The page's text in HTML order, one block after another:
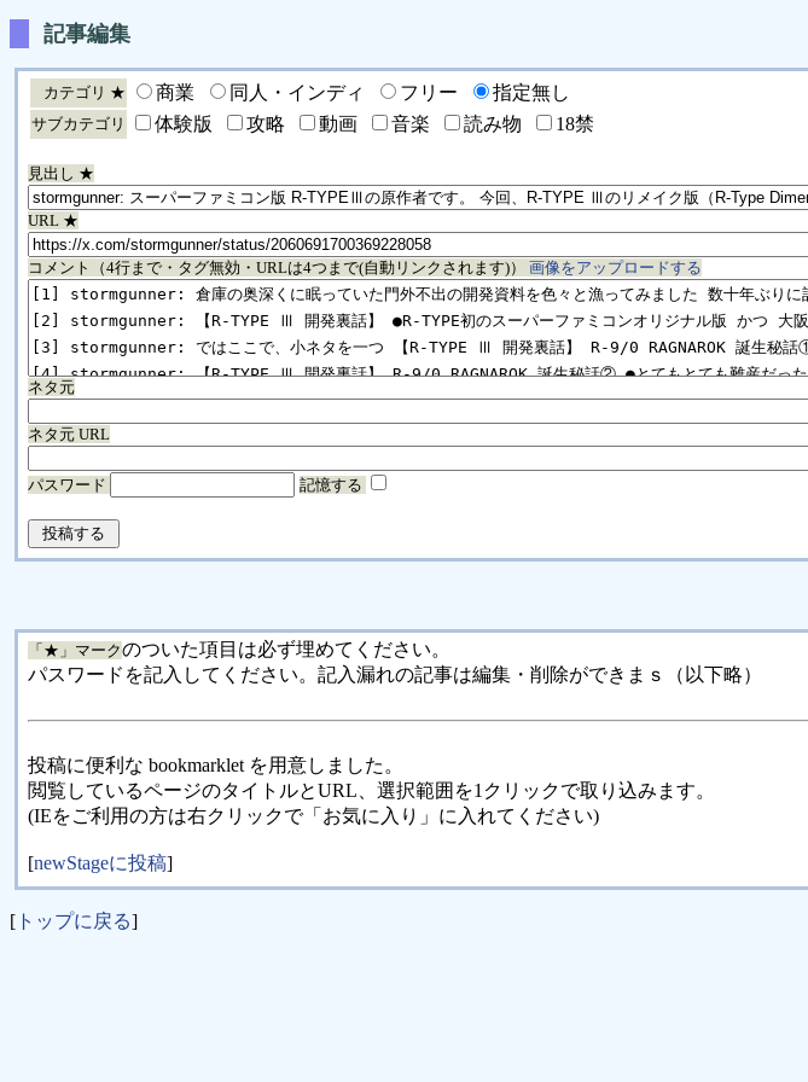
記事編集
カテゴリ ★ 商業 同人・インディ フリー 指定無し
サブカテゴリ 体験版 攻略 動画 音楽 読み物 18禁
見出し ★
URL ★
コメント（4行まで・タグ無効・URLは4つまで(自動リンクされます)） 画像をアップロードする
ネタ元
ネタ元 URL
パスワード 記憶する
「★」マークのついた項目は必ず埋めてください。
パスワードを記入してください。記入漏れの記事は編集・削除ができまｓ（以下略）
投稿に便利な bookmarklet を用意しました。
閲覧しているページのタイトルとURL、選択範囲を1クリックで取り込みます。
(IEをご利用の方は右クリックで「お気に入り」に入れてください)
[newStageに投稿]
[ トップに戻る]